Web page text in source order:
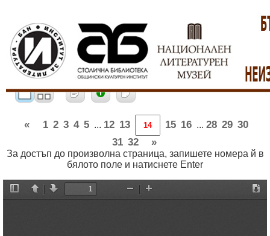
« 1 2 3 4 5 ... 12 13 15 16 ... 28 29 30
31 32 »
За достъп до произволна страница, запишете номера й в
бялото поле и натиснете Enter